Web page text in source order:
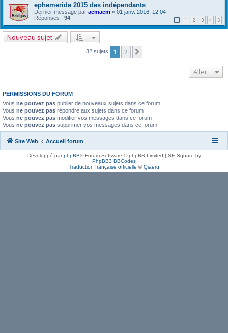
ephemeride 2015 des indépendants
Dernier message par acmacm « 01 janv. 2016, 12:04
Réponses : 94 1 2 3 4 5
Nouveau sujet
32 sujets 1 2
Aller
PERMISSIONS DU FORUM
Vous ne pouvez pas publier de nouveaux sujets dans ce forum
Vous ne pouvez pas répondre aux sujets dans ce forum
Vous ne pouvez pas modifier vos messages dans ce forum
Vous ne pouvez pas supprimer vos messages dans ce forum
Site Web Accueil forum
Développé parphpBB® Forum Software © phpBB Limited | SE Square by
PhpBB3 BBCodes
Traduction française officielle ©Qiaeru